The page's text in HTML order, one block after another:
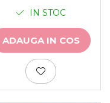
IN STOC
ADAUGA IN COS